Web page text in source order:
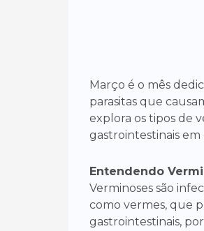
Março é o mês
parasitas que
explora os tipos de
gastrointestinais em
Entendendo
Verminoses são
como vermes, que
gastrointestinais,